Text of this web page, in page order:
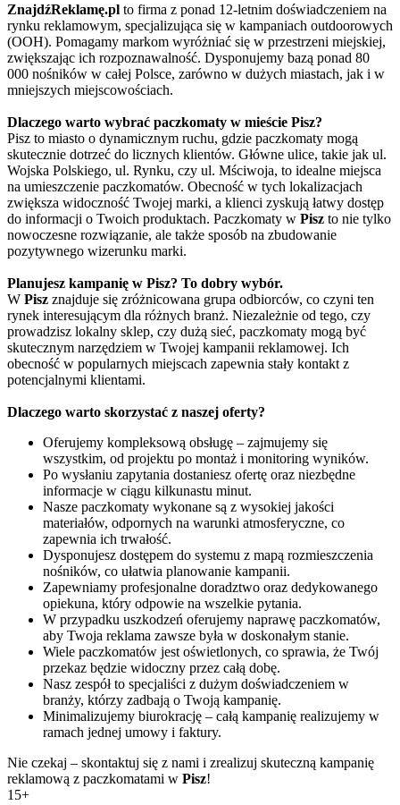
ZnajdźReklamę.pl to firma z ponad 12-letnim doświadczeniem na
rynku reklamowym, specjalizująca się w kampaniach outdoorowych
(OOH). Pomagamy markom wyróżniać się w przestrzeni miejskiej,
zwiększając ich rozpoznawalność. Dysponujemy bazą ponad 80
000 nośników w całej Polsce, zarówno w dużych miastach, jak i w
mniejszych miejscowościach.
Dlaczego warto wybrać paczkomaty w mieście Pisz?
Pisz to miasto o dynamicznym ruchu, gdzie paczkomaty mogą
skutecznie dotrzeć do licznych klientów. Główne ulice, takie jak ul.
Wojska Polskiego, ul. Rynku, czy ul. Mściwoja, to idealne miejsca
na umieszczenie paczkomatów. Obecność w tych lokalizacjach
zwiększa widoczność Twojej marki, a klienci zyskują łatwy dostęp
do informacji o Twoich produktach. Paczkomaty w Pisz to nie tylko
nowoczesne rozwiązanie, ale także sposób na zbudowanie
pozytywnego wizerunku marki.
Planujesz kampanię w Pisz? To dobry wybór.
W Pisz znajduje się zróżnicowana grupa odbiorców, co czyni ten
rynek interesującym dla różnych branż. Niezależnie od tego, czy
prowadzisz lokalny sklep, czy dużą sieć, paczkomaty mogą być
skutecznym narzędziem w Twojej kampanii reklamowej. Ich
obecność w popularnych miejscach zapewnia stały kontakt z
potencjalnymi klientami.
Dlaczego warto skorzystać z naszej oferty?
Oferujemy kompleksową obsługę – zajmujemy się
wszystkim, od projektu po montaż i monitoring wyników.
Po wysłaniu zapytania dostaniesz ofertę oraz niezbędne
informacje w ciągu kilkunastu minut.
Nasze paczkomaty wykonane są z wysokiej jakości
materiałów, odpornych na warunki atmosferyczne, co
zapewnia ich trwałość.
Dysponujesz dostępem do systemu z mapą rozmieszczenia
nośników, co ułatwia planowanie kampanii.
Zapewniamy profesjonalne doradztwo oraz dedykowanego
opiekuna, który odpowie na wszelkie pytania.
W przypadku uszkodzeń oferujemy naprawę paczkomatów,
aby Twoja reklama zawsze była w doskonałym stanie.
Wiele paczkomatów jest oświetlonych, co sprawia, że Twój
przekaz będzie widoczny przez całą dobę.
Nasz zespół to specjaliści z dużym doświadczeniem w
branży, którzy zadbają o Twoją kampanię.
Minimalizujemy biurokrację – całą kampanię realizujemy w
ramach jednej umowy i faktury.
Nie czekaj – skontaktuj się z nami i zrealizuj skuteczną kampanię
reklamową z paczkomatami w Pisz!
15+